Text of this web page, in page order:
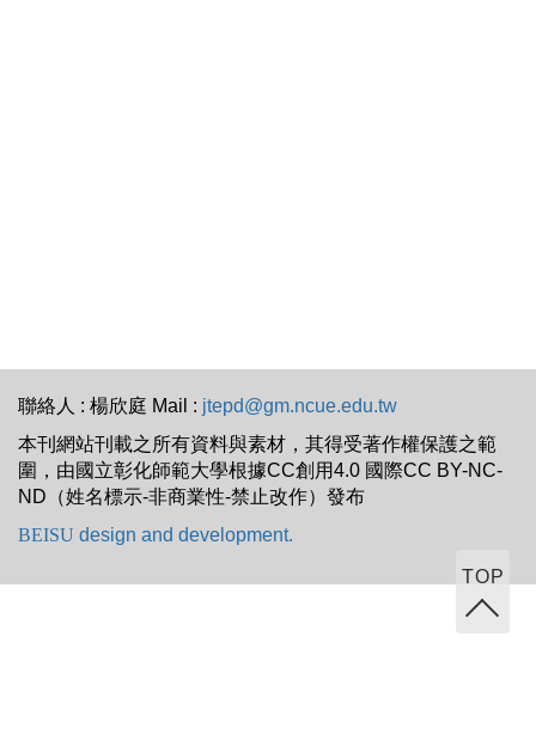
TOP
聯絡人 : 楊欣庭 Mail : jtepd@gm.ncue.edu.tw
本刊網站刊載之所有資料與素材，其得受著作權保護之範
圍，由國立彰化師範大學根據CC創用4.0 國際CC BY-NC-
ND（姓名標示-非商業性-禁止改作）發布
BEISU design and development.